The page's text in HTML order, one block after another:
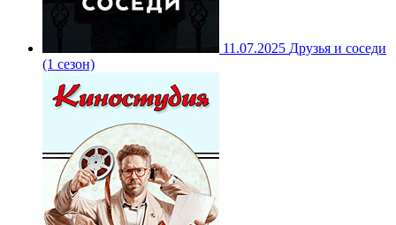
11.07.2025 Друзья и соседи
(1 сезон)